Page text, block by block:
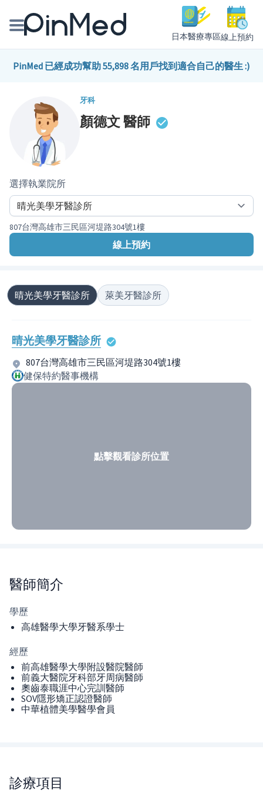
日本醫療專區線上預約
線上預約醫師、院所
健康主題館
PinMed 已經成功幫助 55,898 名用戶找到適合自己的醫生 :)
牙科
顏德文醫師
選擇執業院所
807台灣高雄市三民區河堤路304號1樓
線上預約
晴光美學牙醫診所 萊美牙醫診所
晴光美學牙醫診所
807台灣高雄市三民區河堤路304號1樓
健保特約醫事機構
點擊觀看診所位置
醫師簡介
學歷
高雄醫學大學牙醫系學士
經歷
前高雄醫學大學附設醫院醫師
前義大醫院牙科部牙周病醫師
奧齒泰職涯中心完訓醫師
SOV隱形矯正認證醫師
中華植體美學醫學會員
診療項目